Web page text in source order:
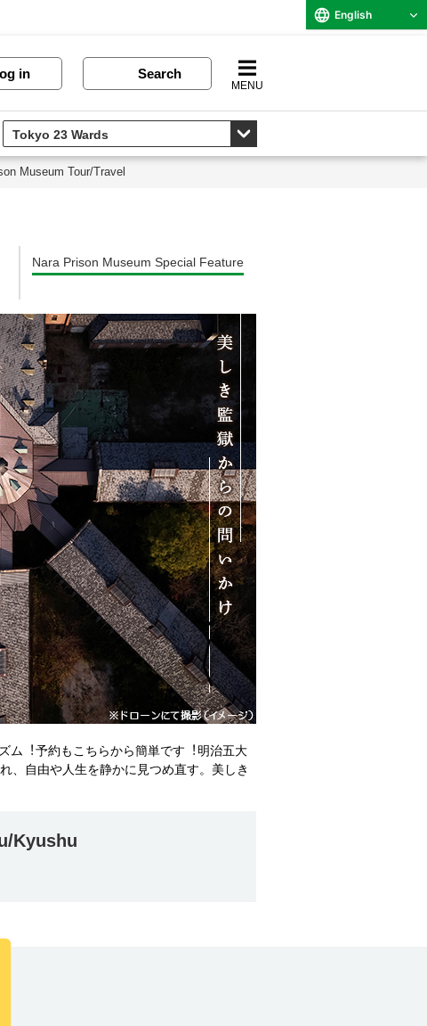
English
in Search
MENU
Museum Tour/Travel
Nara Prison Museum Special Feature
ム︕予約もこちらから簡単です︕明治五大
、自由や人生を静かに見つめ直す。美しき
Kyushu